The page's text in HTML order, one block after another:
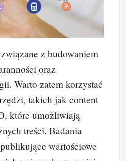
z budowaniem
oraz
Warto zatem korzystać
takich jak content
które umożliwiają
treści. Badania
wartościowe